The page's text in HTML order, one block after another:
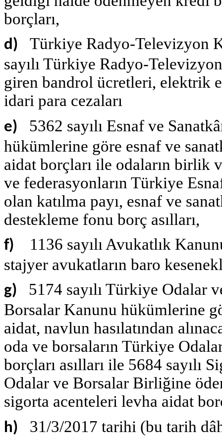
borçları,
d)
Türkiye Radyo-Televizyon
sayılı Türkiye Radyo-
giren bandrol ücretleri, elektrik
idari para cezaları
e)
5362 sayılı Esnaf ve
hükümlerine göre esnaf ve
aidat borçları ile odaların birlik
ve federasyonların Türkiye
olan katılma payı, esnaf ve
destekleme fonu borç asılları,
f)
1136 sayılı Avukatlık
stajyer avukatların baro
g)
5174 sayılı Türkiye Odalar
Borsalar Kanunu hükümlerine
aidat, navlun hasılatından
oda ve borsaların Türkiye
borçları asılları ile 5684 sayılı
Odalar ve Borsalar Birliğine
sigorta acenteleri levha aidat
h)
31/3/2017 tarihi (bu tarih